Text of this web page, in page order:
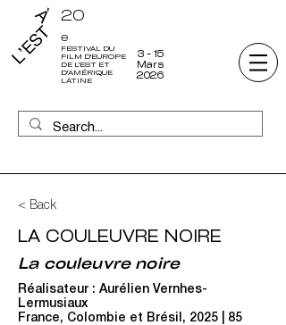
FESTIVAL DU
FILM D'EUROPE
DE L'EST ET
D'AMÉRIQUE
LATINE
20
e
3 - 15
Mars
2026
< Back
LA COULEUVRE NOIRE
La couleuvre noire
Réalisateur : Aurélien Vernhes-
Lermusiaux
France, Colombie et Brésil, 2025 | 85